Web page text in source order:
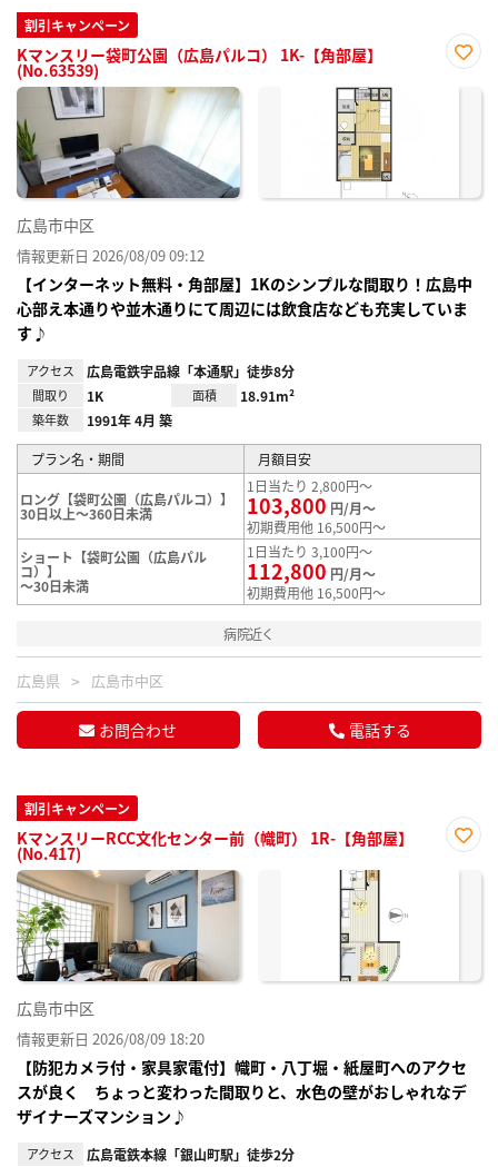
割引キャンペーン
Kマンスリー袋町公園（広島パルコ） 1K-【角部屋】
(No.63539)
に入
広島市中区
情報更新日 2026/08/09 09:12
【インターネット無料・角部屋】1Kのシンプルな間取り！広島中
心部え本通りや並木通りにて周辺には飲食店なども充実していま
す♪
アクセス 広島電鉄宇品線「本通駅」徒歩8分
間取り 1K 面積 18.91m²
築年数 1991年 4月 築
プラン名・期間 月額目安
ロング【袋町公園（広島パルコ）】
30日以上～360日未満
1日当たり 2,800円～
103,800 円/月～
初期費用他 16,500円～
ショート【袋町公園（広島パル
コ）】
～30日未満
1日当たり 3,100円～
112,800 円/月～
初期費用他 16,500円～
病院近く
広島県 広島市中区
お問合わせ 電話する
割引キャンペーン
KマンスリーRCC文化センター前（幟町） 1R-【角部屋】
(No.417)
に入
広島市中区
情報更新日 2026/08/09 18:20
【防犯カメラ付・家具家電付】幟町・八丁堀・紙屋町へのアクセ
スが良く ちょっと変わった間取りと、水色の壁がおしゃれなデ
ザイナーズマンション♪
アクセス 広島電鉄本線「銀山町駅」徒歩2分